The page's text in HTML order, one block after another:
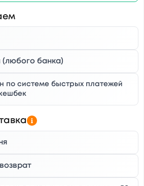
(любого банка)
по системе быстрых платежей